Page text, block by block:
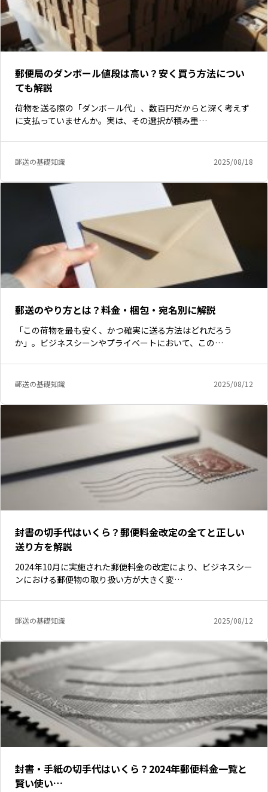
郵便局のダンボール値段は高い？安く買う方法につい
ても解説
荷物を送る際の「ダンボール代」、数百円だからと深く考えず
に支払っていませんか。実は、その選択が積み重…
郵送の基礎知識 2025/08/18
郵送のやり方とは？料金・梱包・宛名別に解説
「この荷物を最も安く、かつ確実に送る方法はどれだろう
か」。ビジネスシーンやプライベートにおいて、この…
郵送の基礎知識 2025/08/12
封書の切手代はいくら？郵便料金改定の全てと正しい
送り方を解説
2024年10月に実施された郵便料金の改定により、ビジネスシー
ンにおける郵便物の取り扱い方が大きく変…
郵送の基礎知識 2025/08/12
封書・手紙の切手代はいくら？2024年郵便料金一覧と
賢い使い…